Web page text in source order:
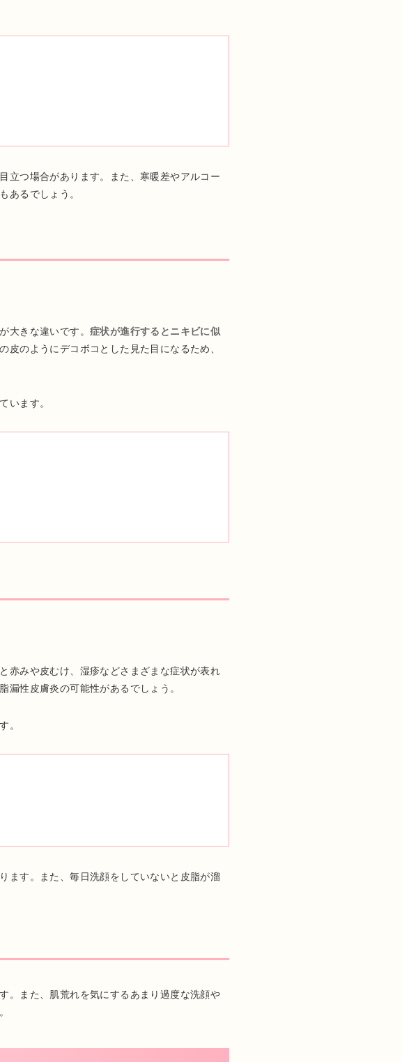
立つ場合があります。また、寒暖差やアルコー
あるでしょう。
大きな違いです。 症状が進行するとニキビに似
皮のようにデコボコとした見た目になるため、
います。
赤みや皮むけ、湿疹などさまざまな症状が表れ
漏性皮膚炎の可能性があるでしょう。
。
ます。また、毎日洗顔をしていないと皮脂が溜
。また、肌荒れを気にするあまり過度な洗顔や